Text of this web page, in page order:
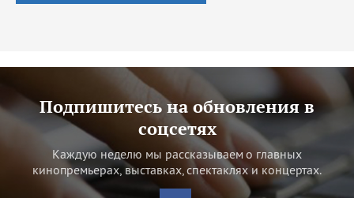
Подпишитесь на обновления в
соцсетях
Каждую неделю мы рассказываем о главных
кинопремьерах, выставках, спектаклях и концертах.